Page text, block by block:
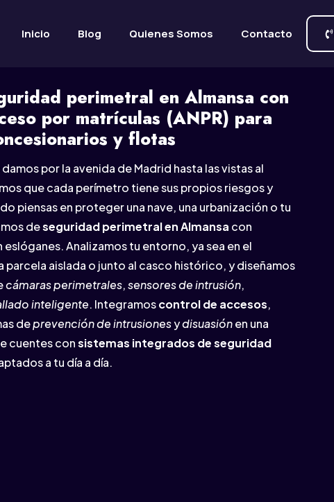
Inicio Blog Quienes Somos Contacto
perimetral en Almansa con
por matrículas (ANPR) para
y flotas
por la avenida de Madrid hasta las vistas al
que cada perímetro tiene sus propios riesgos y
piensas en proteger una nave, una urbanización o tu
deseguridad perimetral en Almansa con
Analizamos tu entorno, ya sea en el
parcela aislada o junto al casco histórico, y diseñamos
cámaras perimetrales,sensores de intrusión,
inteligente. Integramoscontrol de accesos,
deprevención de intrusionesydisuasiónen una
cuentes consistemas integrados de seguridad
a tu día a día.